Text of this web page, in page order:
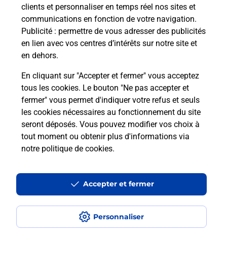
clients et personnaliser en temps réel nos sites et
communications en fonction de votre navigation.
Publicité : permettre de vous adresser des publicités
en lien avec vos centres d’intérêts sur notre site et
en dehors.
En cliquant sur "Accepter et fermer" vous acceptez
tous les cookies. Le bouton "Ne pas accepter et
fermer" vous permet d'indiquer votre refus et seuls
les cookies nécessaires au fonctionnement du site
seront déposés. Vous pouvez modifier vos choix à
tout moment ou obtenir plus d'informations via
notre politique de cookies.
Personnaliser
Accepter et fermer
Quel âge minimum faut-il pour
passer le permis bateau ?
Combien de temps est valable le
code bateau ?
Peut-on passer le permis bateau
avec le CPF ?
Localiser